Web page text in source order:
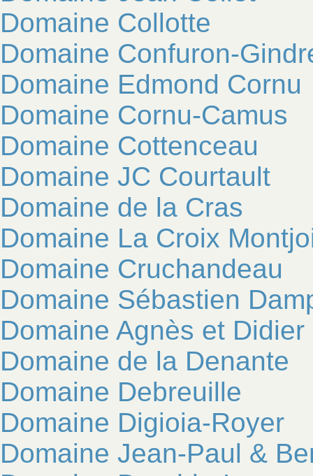
Domaine Collotte
Domaine Confuron-
Domaine Edmond Cornu
Domaine Cornu-Camus
Domaine Cottenceau
Domaine JC Courtault
Domaine de la Cras
Domaine La Croix
Domaine Cruchandeau
Domaine Sébastien
Domaine Agnès et
Domaine de la Denante
Domaine Debreuille
Domaine Digioia-Royer
Domaine Jean-Paul &